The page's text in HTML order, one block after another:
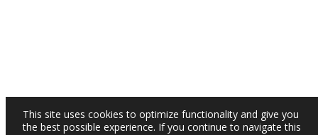
This site uses cookies to optimize functionality and give you
the best possible experience. If you continue to navigate this